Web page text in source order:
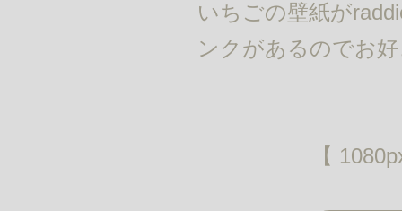
いちごの壁紙が
ンクがあるのでお
【